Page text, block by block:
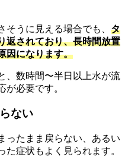
うに見える場合でも、 タ
返されており、長時間放置
因になります。
、数時間〜半日以上水が流
が必要です。
ない
ったまま戻らない、あるい
症状もよく見られます。